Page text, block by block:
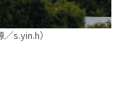
s.yin.h）